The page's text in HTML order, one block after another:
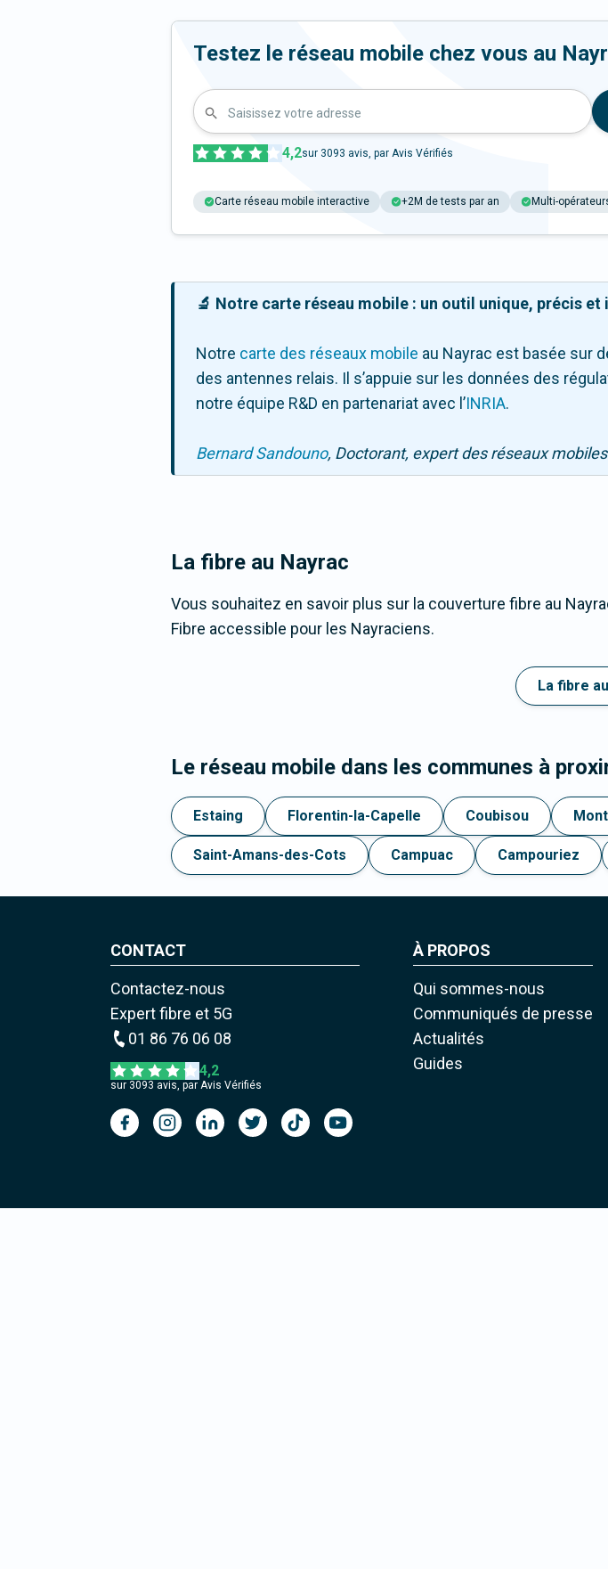
Testez le réseau mobile chez vous au
Saisissez votre adresse
4,2sur 3093 avis, par Avis Vérifiés
Carte réseau mobile interactive +2M de tests par an Multi-
🔬 Notre carte réseau mobile : un outil unique, précis et
Notre carte des réseaux mobile au Nayrac est basée sur
des antennes relais. Il s’appuie sur les données des
notre équipe R&D en partenariat avec l ’INRIA.
Bernard Sandouno, Doctorant, expert des réseaux mobiles
La fibre au Nayrac
Vous souhaitez en savoir plus sur la couverture fibre au
Fibre accessible pour les Nayraciens.
La fibre
Le réseau mobile dans les communes à
Estaing Florentin-la-Capelle Coubisou
Saint-Amans-des-Cots Campuac Campouriez
CONTACT
Contactez-nous
Expert fibre et 5G
01 86 76 06 08
4,2
sur 3093 avis, par Avis Vérifiés
À PROPOS
Qui sommes-nous
Communiqués de presse
Actualités
Guides